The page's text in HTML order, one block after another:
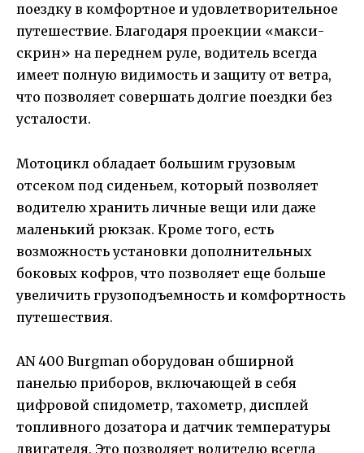
поездку в комфортное и удовлетворительное
путешествие. Благодаря проекции «макси-
скрин» на переднем руле, водитель всегда
имеет полную видимость и защиту от ветра,
что позволяет совершать долгие поездки без
усталости.
Мотоцикл обладает большим грузовым
отсеком под сиденьем, который позволяет
водителю хранить личные вещи или даже
маленький рюкзак. Кроме того, есть
возможность установки дополнительных
боковых кофров, что позволяет еще больше
увеличить грузоподъемность и комфортность
путешествия.
AN 400 Burgman оборудован обширной
панелью приборов, включающей в себя
цифровой спидометр, тахометр, дисплей
топливного дозатора и датчик температуры
двигателя. Это позволяет водителю всегда